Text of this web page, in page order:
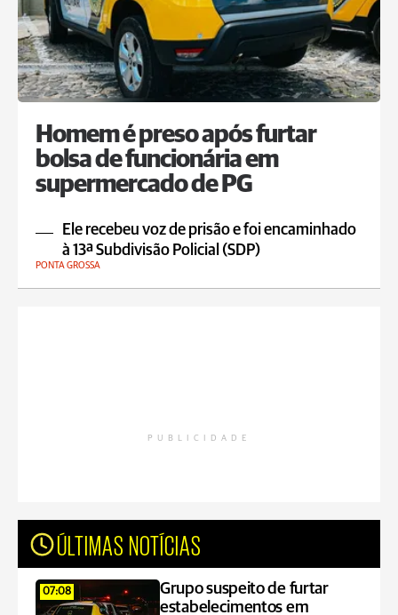
Homem é preso após furtar
bolsa de funcionária em
supermercado de PG
Ele recebeu voz de prisão e foi encaminhado
à 13ª Subdivisão Policial (SDP)
PONTA GROSSA
PUBLICIDADE
ÚLTIMAS NOTÍCIAS
07:08
Grupo suspeito de furtar
estabelecimentos em